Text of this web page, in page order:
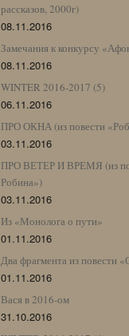
рассказов, 2000г)
08.11.2016
Замечания к конкурсу
08.11.2016
WINTER 2016-2017 (5)
06.11.2016
ПРО ОКНА (из повести
03.11.2016
ПРО ВЕТЕР И ВРЕМЯ (из
Робина»)
03.11.2016
Из «Монолога о пути»
01.11.2016
Два фрагмента из повести
01.11.2016
Вася в 2016-ом
31.10.2016